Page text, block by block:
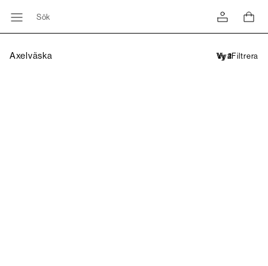
Sök
Axelväska Filtrera